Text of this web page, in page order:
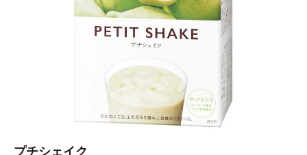
プチシェイク